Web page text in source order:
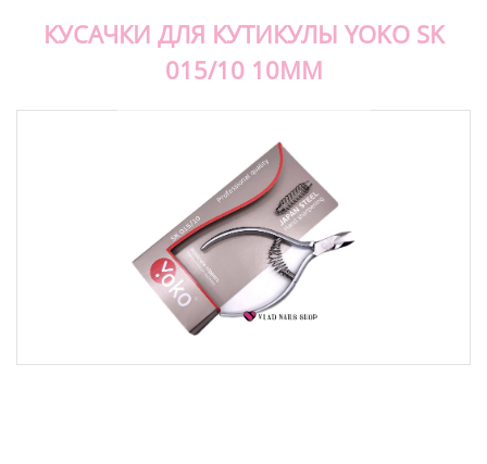
КУСАЧКИ ДЛЯ КУТИКУЛЫ YOKO SK
015/10 10MM